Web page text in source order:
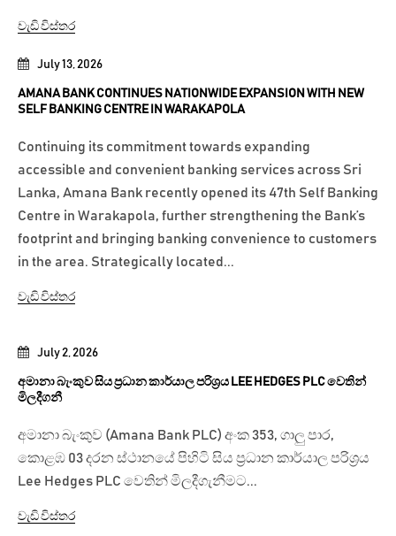
July 2, 2026
අමානා බැංකුව සිය ප්‍රධාන කාර්යාල පරිශ්‍රය LEE HEDGES PLC වෙතින්
මිලදීගනී
අමානා බැංකුව (Amana Bank PLC) අංක 353, ගාලු පාර,
කොළඹ 03 දරන ස්ථානයේ පිහිටි සිය ප්‍රධාන කාර්යාල පරිශ්‍රය
Lee Hedges PLC වෙතින් මිලදීගැනීමට...
වැඩි විස්තර
July 13, 2026
AMANA BANK CONTINUES NATIONWIDE EXPANSION WITH NEW
SELF BANKING CENTRE IN WARAKAPOLA
Continuing its commitment towards expanding
accessible and convenient banking services across Sri
Lanka, Amana Bank recently opened its 47th Self Banking
Centre in Warakapola, further strengthening the Bank’s
footprint and bringing banking convenience to customers
in the area. Strategically located...
වැඩි විස්තර
වැඩි විස්තර